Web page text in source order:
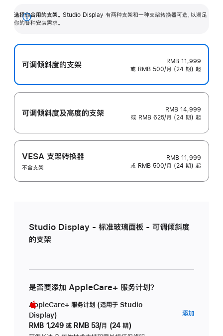
选择你合用的支架。 Studio Display 有两种支架和一种支架转换器可选，以满足
你的各种安装需求。
展
可调倾斜度的支架
RMB 11,999
或 RMB 500/月 (24 期) 起
可调倾斜度及高‍度的支‍架
RMB 14,999
或 RMB 625/月 (24 期) 起
VESA 支架转换器
不含支架
RMB 11,999
或 RMB 500/月 (24 期) 起
Studio Display - 标准玻璃面板 - 可调倾斜度
的支架
是否要添加 AppleCare+ 服务计划？
AppleCare+ 服务计划 (适用于 Studio
Display)
RMB 1,249 或 RMB 53/月 (24 期)
添加